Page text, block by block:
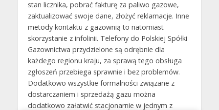
stan licznika, pobrać fakturę za paliwo gazowe,
zaktualizować swoje dane, złożyć reklamacje. Inne
metody kontaktu z gazownią to natomiast
skorzystanie z infolinii. Telefony do Polskiej Spółki
Gazownictwa przydzielone są odrębnie dla
każdego regionu kraju, za sprawą tego obsługa
zgłoszeń przebiega sprawnie i bez problemów.
Dodatkowo wszystkie formalności związane z
dostarczaniem i sprzedażą gazu można
dodatkowo załatwić stacjonarnie w jednym z